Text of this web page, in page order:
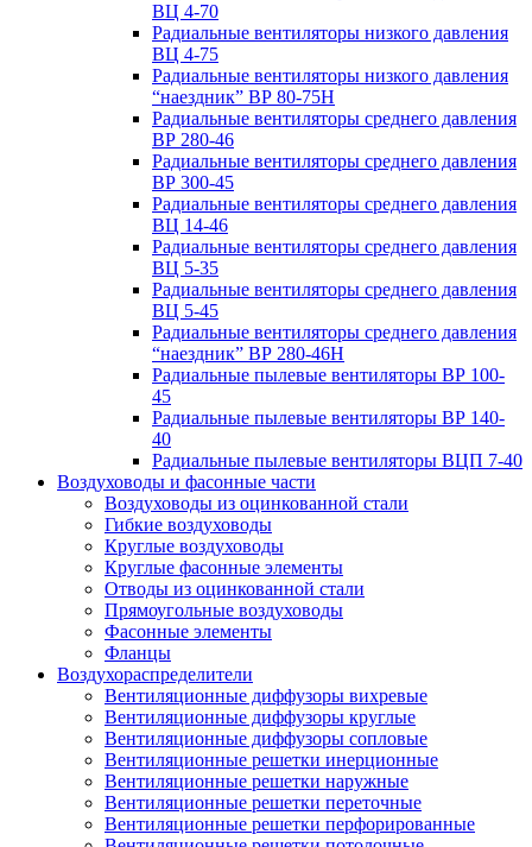
ВЦ 4-70
Радиальные вентиляторы низкого давления
ВЦ 4-75
Радиальные вентиляторы низкого давления
“наездник” ВР 80-75Н
Радиальные вентиляторы среднего давления
ВР 280-46
Радиальные вентиляторы среднего давления
ВР 300-45
Радиальные вентиляторы среднего давления
ВЦ 14-46
Радиальные вентиляторы среднего давления
ВЦ 5-35
Радиальные вентиляторы среднего давления
ВЦ 5-45
Радиальные вентиляторы среднего давления
“наездник” ВР 280-46Н
Радиальные пылевые вентиляторы ВР 100-
45
Радиальные пылевые вентиляторы ВР 140-
40
Радиальные пылевые вентиляторы ВЦП 7-40
Воздуховоды и фасонные части
Воздуховоды из оцинкованной стали
Гибкие воздуховоды
Круглые воздуховоды
Круглые фасонные элементы
Отводы из оцинкованной стали
Прямоугольные воздуховоды
Фасонные элементы
Фланцы
Воздухораспределители
Вентиляционные диффузоры вихревые
Вентиляционные диффузоры круглые
Вентиляционные диффузоры сопловые
Вентиляционные решетки инерционные
Вентиляционные решетки наружные
Вентиляционные решетки переточные
Вентиляционные решетки перфорированные